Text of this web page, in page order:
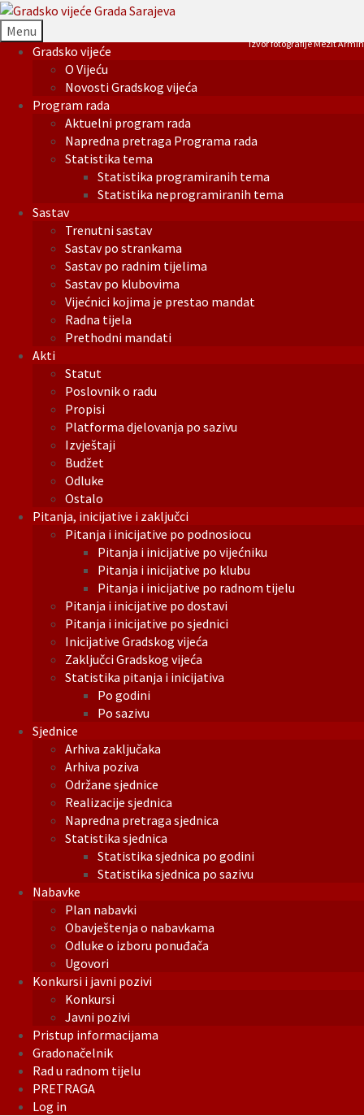
Menu
Gradsko vijeće
O Vijeću
Novosti Gradskog vijeća
Program rada
Aktuelni program rada
Napredna pretraga Programa rada
Statistika tema
Statistika programiranih tema
Statistika neprogramiranih tema
Sastav
Trenutni sastav
Sastav po strankama
Sastav po radnim tijelima
Sastav po klubovima
Vijećnici kojima je prestao mandat
Radna tijela
Prethodni mandati
Akti
Statut
Poslovnik o radu
Propisi
Platforma djelovanja po sazivu
Izvještaji
Budžet
Odluke
Ostalo
Pitanja, inicijative i zaključci
Pitanja i inicijative po podnosiocu
Pitanja i inicijative po vijećniku
Pitanja i inicijative po klubu
Pitanja i inicijative po radnom tijelu
Pitanja i inicijative po dostavi
Pitanja i inicijative po sjednici
Inicijative Gradskog vijeća
Zaključci Gradskog vijeća
Statistika pitanja i inicijativa
Po godini
Po sazivu
Sjednice
Arhiva zaključaka
Arhiva poziva
Održane sjednice
Realizacije sjednica
Napredna pretraga sjednica
Statistika sjednica
Statistika sjednica po godini
Statistika sjednica po sazivu
Nabavke
Plan nabavki
Obavještenja o nabavkama
Odluke o izboru ponuđača
Ugovori
Konkursi i javni pozivi
Konkursi
Javni pozivi
Pristup informacijama
Gradonačelnik
Rad u radnom tijelu
PRETRAGA
Log in
Izvor fotografije Mezit Armin